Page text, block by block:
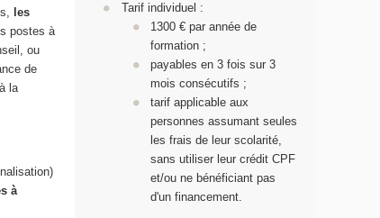
les
postes à
ou
de
la
à
Tarif individuel :
1300 € par année de
formation ;
payables en 3 fois sur 3
mois consécutifs ;
tarif applicable aux
personnes assumant seules
les frais de leur scolarité,
sans utiliser leur crédit CPF
et/ou ne bénéficiant pas
d'un financement.